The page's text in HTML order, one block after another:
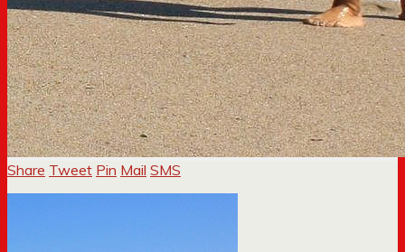
Share Tweet Pin Mail SMS